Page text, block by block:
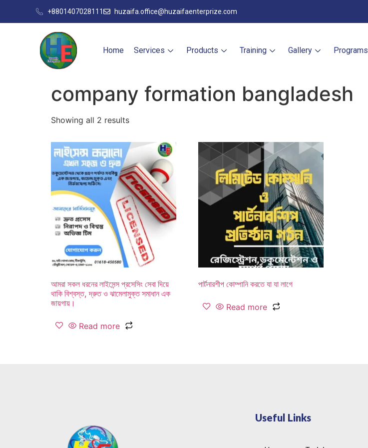
+8801407028111 huzaifa.office@huzaifaenterprize.com
Home Services Products Training Gallery Programs
company formation bangladesh
Showing all 2 results
আমরা সকল ধরনের লাইসেন্স প্রসেসিং সেবা দিয়ে
থাকি বিশ্বস্ত, দ্রুত ও ঝামেলামুক্ত সমাধান এক
জায়গায়।
Read more
পার্টনারশীপ কোম্পানি করতে যা যা লাগে
Read more
Useful Links